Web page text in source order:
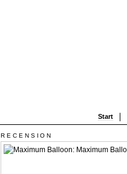
Start
RECENSION